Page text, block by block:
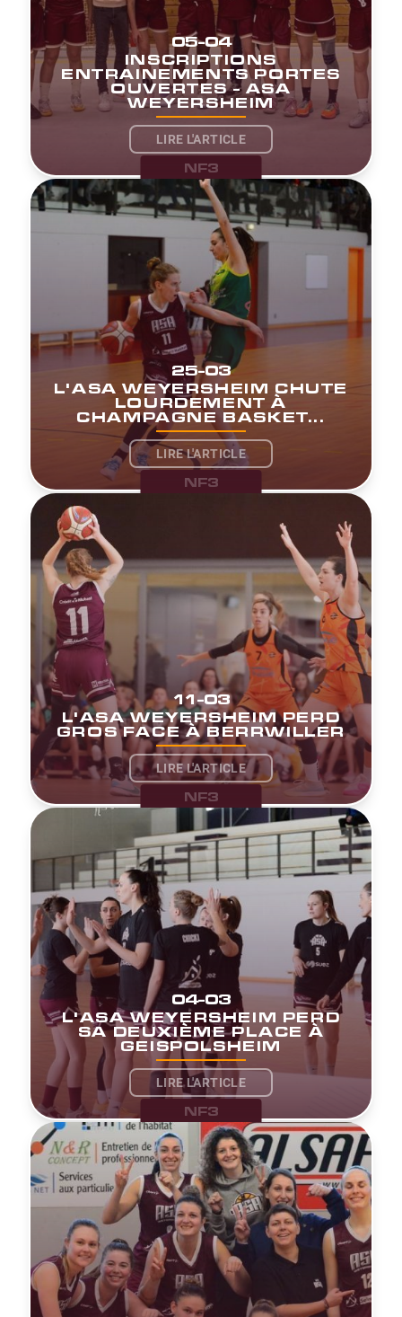
05-04
INSCRIPTIONS
ENTRAINEMENTS PORTES
OUVERTES - ASA
WEYERSHEIM
LIRE L'ARTICLE
NF3
25-03
L'ASA WEYERSHEIM CHUTE
LOURDEMENT À
CHAMPAGNE BASKET...
LIRE L'ARTICLE
NF3
11-03
L'ASA WEYERSHEIM PERD
GROS FACE À BERRWILLER
LIRE L'ARTICLE
NF3
04-03
L'ASA WEYERSHEIM PERD
SA DEUXIÈME PLACE À
GEISPOLSHEIM
LIRE L'ARTICLE
NF3